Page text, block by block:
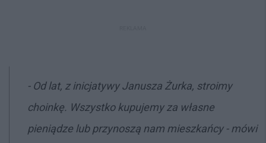
- Od lat, z inicjatywy Janusza Żurka, stroimy
choinkę. Wszystko kupujemy za własne
pieniądze lub przynoszą nam mieszkańcy - mówi